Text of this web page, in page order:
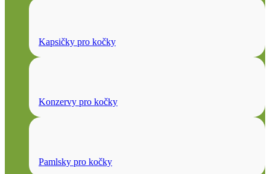
Kapsičky pro kočky
Konzervy pro kočky
Pamlsky pro kočky